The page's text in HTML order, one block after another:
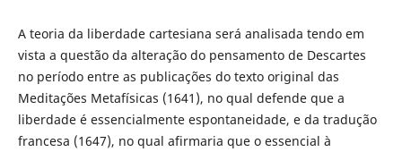
A teoria da liberdade cartesiana será analisada tendo em
vista a questão da alteração do pensamento de Descartes
no período entre as publicações do texto original das
Meditações Metafísicas (1641), no qual defende que a
liberdade é essencialmente espontaneidade, e da tradução
francesa (1647), no qual afirmaria que o essencial à